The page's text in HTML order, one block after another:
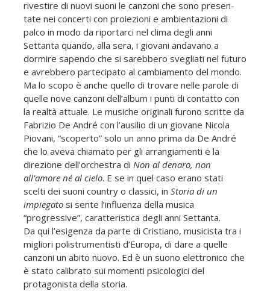
rivestire di nuovi suoni le canzoni che sono presen­
tate nei concerti con proiezioni e ambientazioni di
palco in modo da riportarci nel clima degli anni
Settanta quando, alla sera, i giovani anda­vano a
dormire sapendo che si sarebbero svegliati nel futuro
e avreb­bero partecipato al cambiamento del mondo.
Ma lo scopo è anche quello di trovare nelle parole di
quelle nove canzoni dell’album i punti di contatto con
la realtà attuale. Le musiche originali furono scritte da
Fabrizio De André con l’ausilio di un giovane Nicola
Piovani, “scoperto” solo un anno prima da De André
che lo aveva chiamato per gli arran­giamenti e la
direzione dell’orchestra di Non al denaro, non
all’amore né al cielo. E se in quel caso erano stati
scelti dei suoni country o classici, in Storia di un
impiegato si sente l’influenza della musica
“progressive”, caratteristica degli anni Settanta.
Da qui l’esigenza da parte di Cristiano, musicista tra i
migliori polistrumentisti d’Europa, di dare a quelle
canzo­ni un abito nuovo. Ed è un suono elettronico che
è stato calibrato sui momenti psicologici del
protagonista della storia.